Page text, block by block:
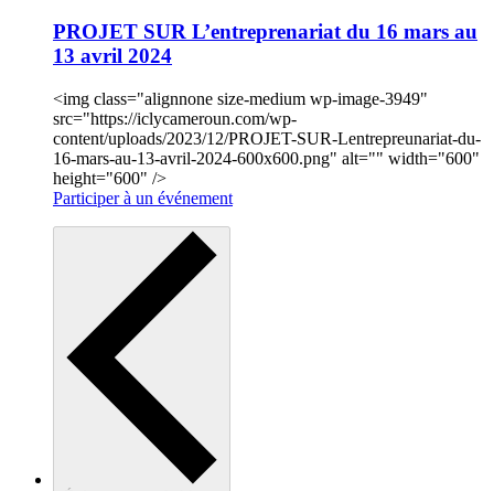
PROJET SUR L’entreprenariat du 16 mars au
13 avril 2024
<img class="alignnone size-medium wp-image-3949"
src="https://iclycameroun.com/wp-
content/uploads/2023/12/PROJET-SUR-Lentrepreunariat-du-
16-mars-au-13-avril-2024-600x600.png" alt="" width="600"
height="600" />
Participer à un événement